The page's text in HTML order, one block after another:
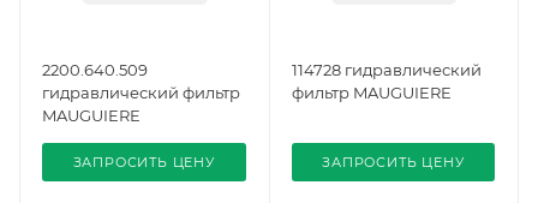
2200.640.509
гидравлический фильтр
MAUGUIERE
ЗАПРОСИТЬ ЦЕНУ
114728 гидравлический
фильтр MAUGUIERE
ЗАПРОСИТЬ ЦЕНУ